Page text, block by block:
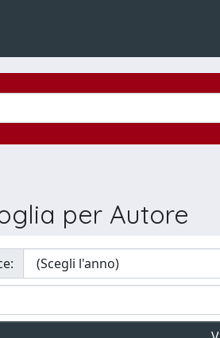
per Autore